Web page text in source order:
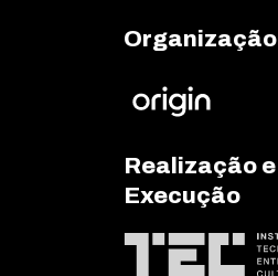
Organização
Realização e
Execução